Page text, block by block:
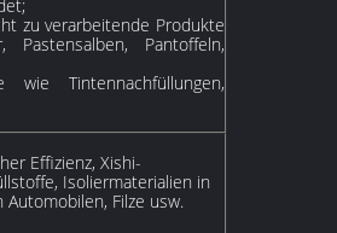
zu verarbeitende Produkte
Pantoffeln,
wie Tintennachfüllungen,
Effizienz, Xishi-
Isoliermaterialien in
Filze usw.